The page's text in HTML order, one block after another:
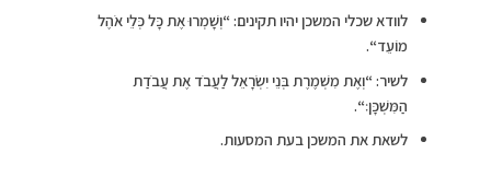
לוודא שכלי המשכן יהיו תקינים:“וְשָׁמְרוּ אֶת כָּל כְּלֵי אֹהֶל
מוֹעֵד“
.
לשיר:“וְאֶת מִשְׁמֶרֶת בְּנֵי יִשְׂרָאֵל לַעֲבֹד אֶת עֲבֹדַת
הַמִּשְׁכָּן׃“
.
לשאת את המשכן בעת המסעות.